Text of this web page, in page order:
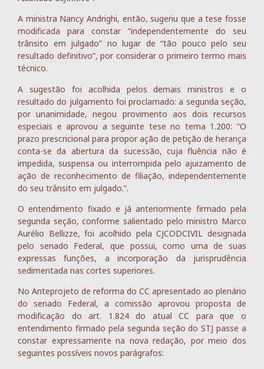
A ministra Nancy Andrighi, então, sugeriu que a tese fosse
modificada para constar “independentemente do seu
trânsito em julgado” no lugar de “tão pouco pelo seu
resultado definitivo”, por considerar o primeiro termo mais
técnico.
A sugestão foi acolhida pelos demais ministros e o
resultado do julgamento foi proclamado: a segunda seção,
por unanimidade, negou provimento aos dois recursos
especiais e aprovou a seguinte tese no tema 1.200: “O
prazo prescricional para propor ação de petição de herança
conta-se da abertura da sucessão, cuja fluência não é
impedida, suspensa ou interrompida pelo ajuizamento de
ação de reconhecimento de filiação, independentemente
do seu trânsito em julgado.”.
O entendimento fixado e já anteriormente firmado pela
segunda seção, conforme salientado pelo ministro Marco
Aurélio Bellizze, foi acolhido pela CJCODCIVIL designada
pelo senado Federal, que possui, como uma de suas
expressas funções, a incorporação da jurisprudência
sedimentada nas cortes superiores.
No Anteprojeto de reforma do CC apresentado ao plenário
do senado Federal, a comissão aprovou proposta de
modificação do art. 1.824 do atual CC para que o
entendimento firmado pela segunda seção do STJ passe a
constar expressamente na nova redação, por meio dos
seguintes possíveis novos parágrafos: